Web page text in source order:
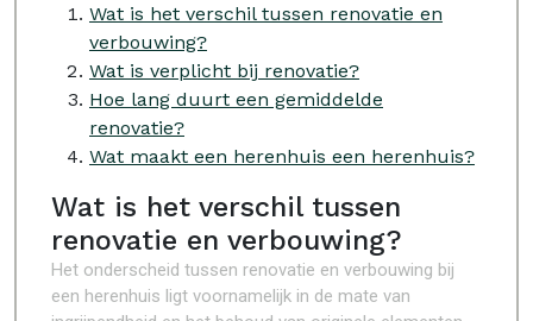
Wat is het verschil tussen renovatie en
verbouwing?
Wat is verplicht bij renovatie?
Hoe lang duurt een gemiddelde
renovatie?
Wat maakt een herenhuis een herenhuis?
Wat is het verschil tussen
renovatie en verbouwing?
Het onderscheid tussen renovatie en verbouwing bij
een herenhuis ligt voornamelijk in de mate van